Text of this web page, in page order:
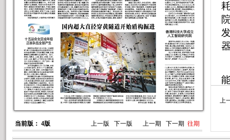
当前版： 4版 上一版 下一版 上一期 下一期 往期
上